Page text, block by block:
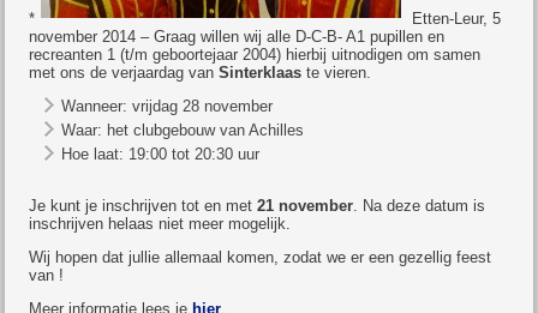
*
Etten-Leur, 5
november 2014 – Graag willen wij alle D-C-B- A1 pupillen en
recreanten 1 (t/m geboortejaar 2004) hierbij uitnodigen om samen
met ons de verjaardag van Sinterklaas te vieren.
Wanneer: vrijdag 28 november
Waar: het clubgebouw van Achilles
Hoe laat: 19:00 tot 20:30 uur
Je kunt je inschrijven tot en met21 november. Na deze datum is
inschrijven helaas niet meer mogelijk.
Wij hopen dat jullie allemaal komen, zodat we er een gezellig feest
van !
Meer informatie lees je hier.